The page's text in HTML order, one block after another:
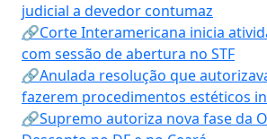
judicial a devedor contumaz
🔗Corte Interamericana inicia
com sessão de abertura no STF
🔗Anulada resolução que
fazerem procedimentos estéticos
🔗Supremo autoriza nova fase da